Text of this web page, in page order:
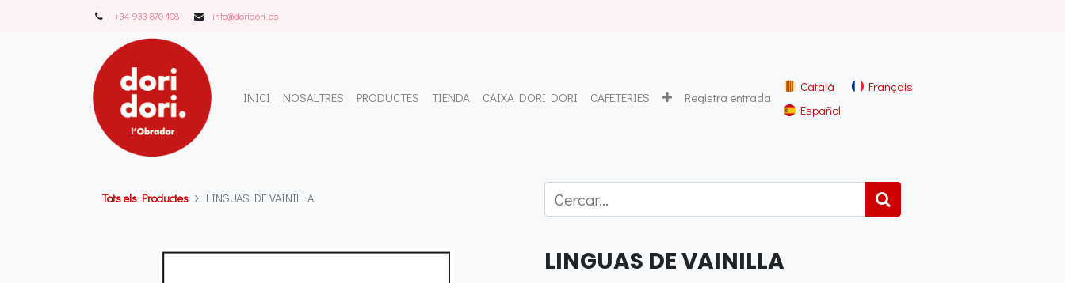
+34 933 870 108 info@doridori..es
INICI NOSALTRES PRODUCTES TIENDA CAIXA DORI DORI CAFETERIES Registra entrada
Català
Français
Español
Tots els Productes LINGUAS DE VAINILLA
LINGUAS DE VAINILLA